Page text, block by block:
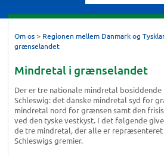
Om os > Regionen mellem Danmark og
grænselandet
Mindretal i grænselandet
Der er tre nationale mindretal bosiddende
Schleswig: det danske mindretal syd for
mindretal nord for grænsen samt den
ved den tyske vestkyst. I det følgende
de tre mindretal, der alle er repræsenteret
Schleswigs gremier.